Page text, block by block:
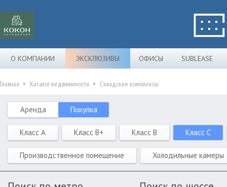
О КОМПАНИИ ЭКСКЛЮЗИВЫ ОФИСЫ SUBLEASE
Главная Каталог недвижимости Складские комплексы
Аренда Покупка
Класс A Класс B+ Класс B Класс C
Производственное помещение Холодильные камеры